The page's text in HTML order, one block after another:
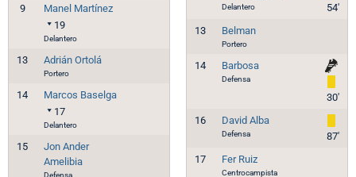
9
Manel Martínez
19
Delantero
13 Adrián Ortolá
Portero
14
Marcos Baselga
17
Delantero
15
Jon Ander
Amelibia
Defensa
Delantero
54'
13
Belman
Portero
14 Barbosa
Defensa
30'
16
David Alba
Defensa
87'
17
Fer Ruiz
Centrocampista